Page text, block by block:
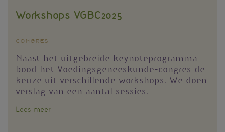
voorkomen
Workshops VGBC2025
Congres
Naast het uitgebreide keynoteprogramma
bood het Voedingsgeneeskunde-congres de
keuze uit verschillende workshops. We doen
verslag van een aantal sessies.
Lees meer